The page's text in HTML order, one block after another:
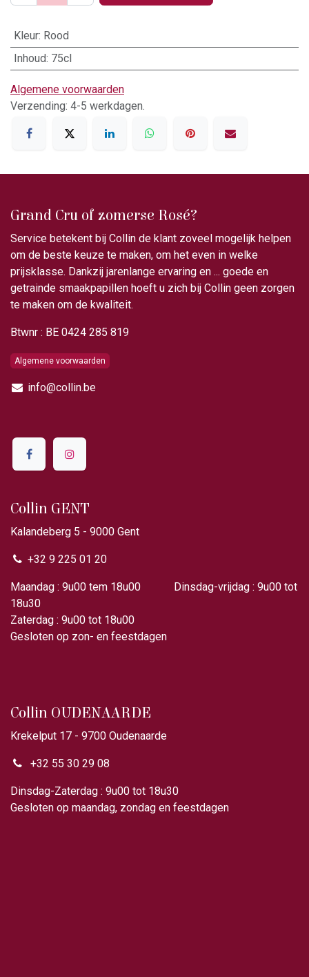
Kleur: Rood
Inhoud: 75cl
Algemene voorwaarden
Verzending: 4-5 werkdagen.
Grand Cru of zomerse Rosé?
Service betekent bij Collin de klant zoveel mogelijk helpen
om de beste keuze te maken, om het even in welke
prijsklasse. Dankzij jarenlange ervaring en ... goede en
getrainde smaakpapillen hoeft u zich bij Collin geen zorgen
te maken om de kwaliteit.
Btwnr : BE 0424 285 819
Algemene voorwaarden
info@collin.be
Collin GENT
Kalandeberg 5 - 9000 Gent​
+32 9 225 01 20
Maandag : 9u00 tem 18u00 Dinsdag-vrijdag : 9u00 tot
18u30
Zaterdag : 9u00 tot 18u00
Gesloten op zon- en feestdagen
Collin OUDENAARDE
Krekelput 17 - 9700 Oudenaarde
+32 55 30 29 08
Dinsdag-Zaterdag : 9u00 tot 18u30
Gesloten op maandag, zondag en feestdagen